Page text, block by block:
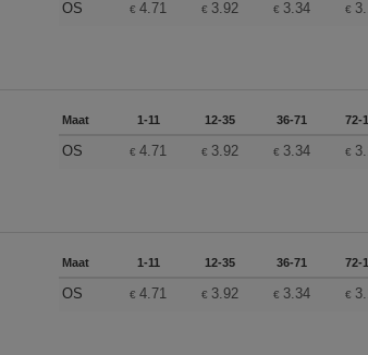
OS €4.71 € 3.92 € 3.34 €
Maat 1-11 12-35 36-71 72-
OS €4.71 € 3.92 € 3.34 €
Maat 1-11 12-35 36-71 72-
OS €4.71 € 3.92 € 3.34 €